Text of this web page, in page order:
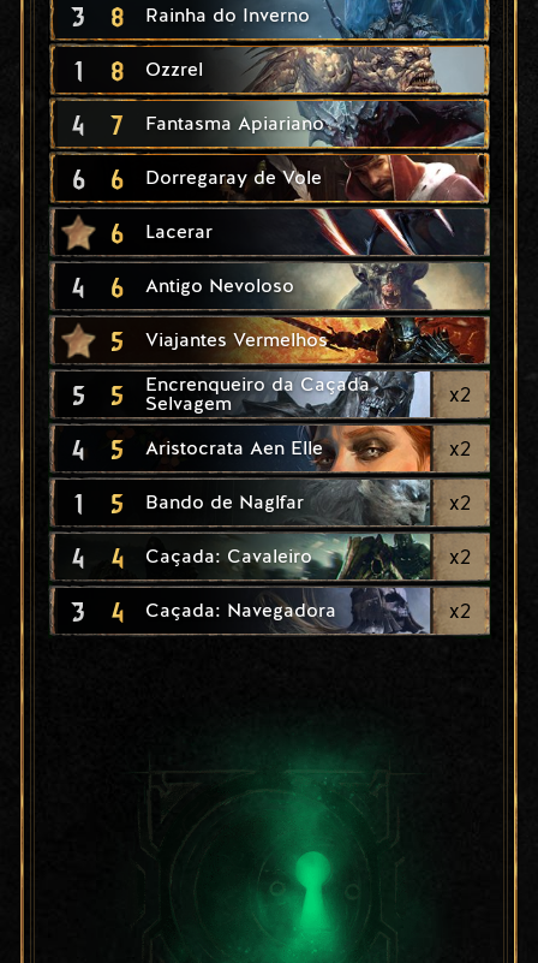
3 8 Rainha do Inverno
1 8 Ozzrel
4 7 Fantasma Apiariano
6 6 Dorregaray de Vole
6 Lacerar
4 6 Antigo Nevoloso
5 Viajantes Vermelhos
5 5
Encrenqueiro da Caçada
Selvagem
x2
4 5 Aristocrata Aen Elle x2
1 5 Bando de Naglfar x2
4 4 Caçada: Cavaleiro x2
3 4 Caçada: Navegadora x2